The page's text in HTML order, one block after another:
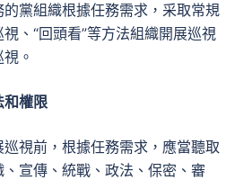
黨組織根據任務需求，采取常規
、“回頭看”等方法組織開展巡視
。
權限
視前，根據任務需求，應當聽取
宣傳、統戰、政法、保密、審